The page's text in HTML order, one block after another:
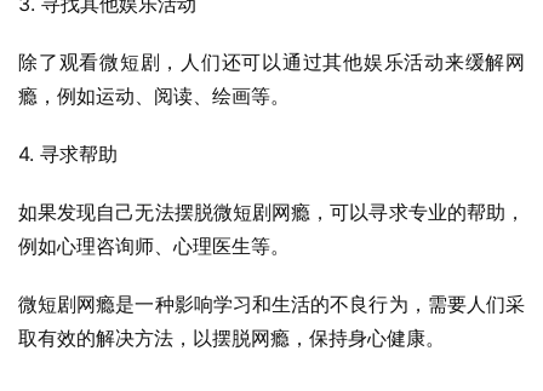
除了观看微短剧，人们还可以通过其他娱乐活动来缓解网
瘾，例如运动、阅读、绘画等。
4. 寻求帮助
如果发现自己无法摆脱微短剧网瘾，可以寻求专业的帮助，
例如心理咨询师、心理医生等。
微短剧网瘾是一种影响学习和生活的不良行为，需要人们采
取有效的解决方法，以摆脱网瘾，保持身心健康。